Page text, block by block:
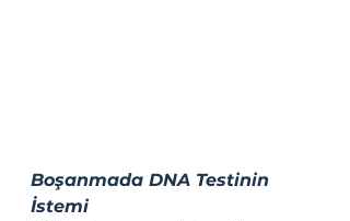
Boşanmada DNA Testinin
İstemi